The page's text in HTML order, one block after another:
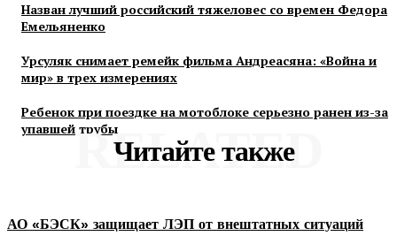
Назван лучший российский тяжеловес со времен Федора
Емельяненко
Урсуляк снимает ремейк фильма Андреасяна: «Война и
мир» в трех измерениях
Ребенок при поездке на мотоблоке серьезно ранен из-за
упавшей трубы
Читайте также
RELATED
АО «БЭСК» защищает ЛЭП от внештатных ситуаций